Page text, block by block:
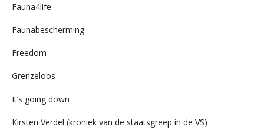
Fauna4life
Faunabescherming
Freedom
Grenzeloos
It’s going down
Kirsten Verdel (kroniek van de staatsgreep in de VS)